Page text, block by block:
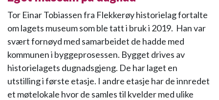
Tor Einar Tobiassen fra Flekkerøy historielag fortalte
om lagets museum som ble tatt i bruk i 2019. Han var
svært fornøyd med samarbeidet de hadde med
kommunen i byggeprosessen. Bygget drives av
historielagets dugnadsgjeng. De har laget en
utstilling i første etasje. I andre etasje har de innredet
et møtelokale hvor de samles til kvelder med ulike